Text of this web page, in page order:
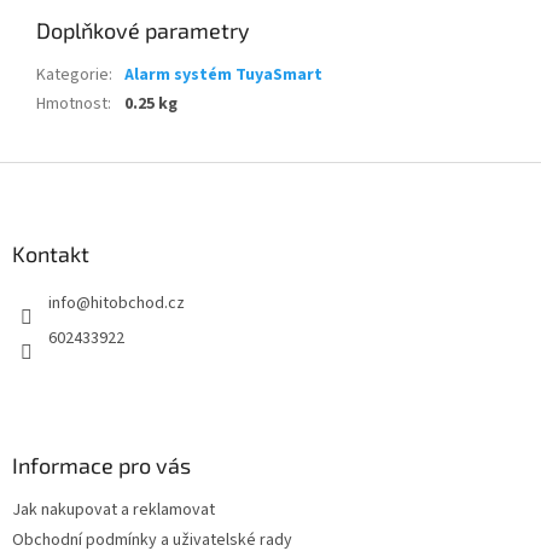
Doplňkové parametry
Kategorie: Alarm systém TuyaSmart
Hmotnost: 0.25 kg
Kontakt
info@hitobchod.cz
602433922
Informace pro vás
Jak nakupovat a reklamovat
Obchodní podmínky a uživatelské rady